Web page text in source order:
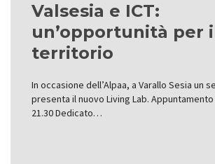
Valsesia e ICT:
un’opportunità per
territorio
In occasione dell’Alpaa, a Varallo Sesia un
presenta il nuovo Living Lab. Appuntamento
21.30 Dedicato…